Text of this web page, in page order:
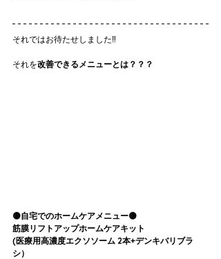
それではお待たせしました‼️
それを改善できるメニューとは？？？
🟡自宅でのホームケアメニュー🟡
筋膜リフトアップホームケアキット
(医療用高濃度エクソソーム 2本+デンキバリブラ
シ）